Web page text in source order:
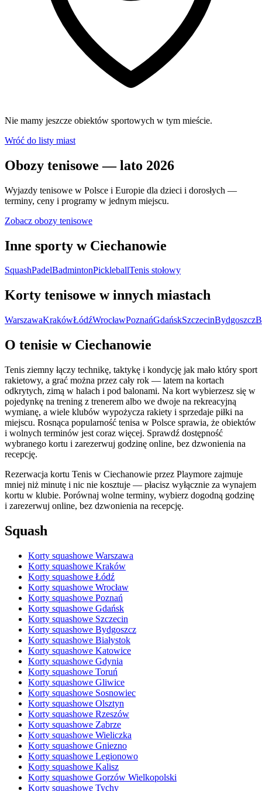
Nie mamy jeszcze obiektów sportowych w tym mieście.
Wróć do listy miast
Obozy tenisowe — lato 2026
Wyjazdy tenisowe w Polsce i Europie dla dzieci i dorosłych —
terminy, ceny i programy w jednym miejscu.
Zobacz obozy tenisowe
Inne sporty w Ciechanowie
SquashPadelBadmintonPickleballTenis stołowy
Korty tenisowe w innych miastach
WarszawaKrakówŁódźWrocławPoznańGdańskSzczecinBydgoszcz
O tenisie w Ciechanowie
Tenis ziemny łączy technikę, taktykę i kondycję jak mało który sport
rakietowy, a grać można przez cały rok — latem na kortach
odkrytych, zimą w halach i pod balonami. Na kort wybierzesz się w
pojedynkę na trening z trenerem albo we dwoje na rekreacyjną
wymianę, a wiele klubów wypożycza rakiety i sprzedaje piłki na
miejscu. Rosnąca popularność tenisa w Polsce sprawia, że obiektów
i wolnych terminów jest coraz więcej. Sprawdź dostępność
wybranego kortu i zarezerwuj godzinę online, bez dzwonienia na
recepcję.
Rezerwacja kortu Tenis w Ciechanowie przez Playmore zajmuje
mniej niż minutę i nic nie kosztuje — płacisz wyłącznie za wynajem
kortu w klubie. Porównaj wolne terminy, wybierz dogodną godzinę
i zarezerwuj online, bez dzwonienia na recepcję.
Squash
Korty squashowe Warszawa
Korty squashowe Kraków
Korty squashowe Łódź
Korty squashowe Wrocław
Korty squashowe Poznań
Korty squashowe Gdańsk
Korty squashowe Szczecin
Korty squashowe Bydgoszcz
Korty squashowe Białystok
Korty squashowe Katowice
Korty squashowe Gdynia
Korty squashowe Toruń
Korty squashowe Gliwice
Korty squashowe Sosnowiec
Korty squashowe Olsztyn
Korty squashowe Rzeszów
Korty squashowe Zabrze
Korty squashowe Wieliczka
Korty squashowe Gniezno
Korty squashowe Legionowo
Korty squashowe Kalisz
Korty squashowe Gorzów Wielkopolski
Korty squashowe Tychy